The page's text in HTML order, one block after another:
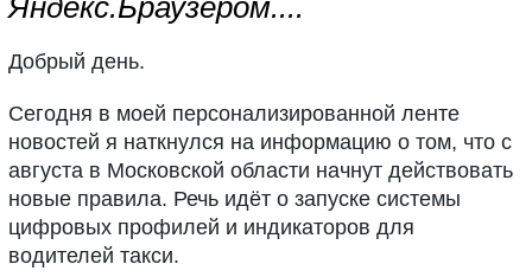
Яндекс.Браузером....
Добрый день.
Сегодня в моей персонализированной ленте
новостей я наткнулся на информацию о том, что с
августа в Московской области начнут действовать
новые правила. Речь идёт о запуске системы
цифровых профилей и индикаторов для
водителей такси.